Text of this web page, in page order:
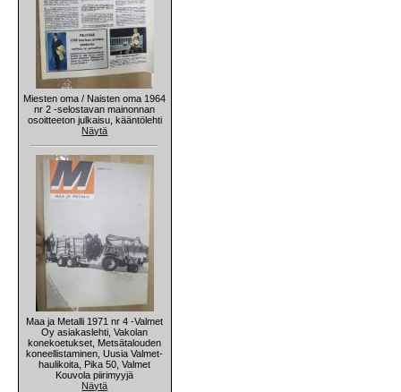
Miesten oma / Naisten oma 1964
nr 2 -selostavan mainonnan
osoitteeton julkaisu, kääntölehti
Näytä
Maa ja Metalli 1971 nr 4 -Valmet
Oy asiakaslehti, Vakolan
konekoetukset, Metsätalouden
koneellistaminen, Uusia Valmet-
haulikoita, Pika 50, Valmet
Kouvola piirimyyjä
Näytä